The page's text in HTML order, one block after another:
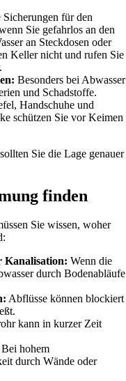
Sicherungen für den
Sie gefahrlos an den
an Steckdosen oder
Keller nicht und rufen Sie
Besonders bei Abwasser
und Schadstoffe.
Handschuhe und
schützen Sie vor Keimen
Sie die Lage genauer
finden
Sie wissen, woher
Kanalisation: Wenn die
durch Bodenabläufe
Abflüsse können blockiert
kann in kurzer Zeit
Bei hohem
durch Wände oder